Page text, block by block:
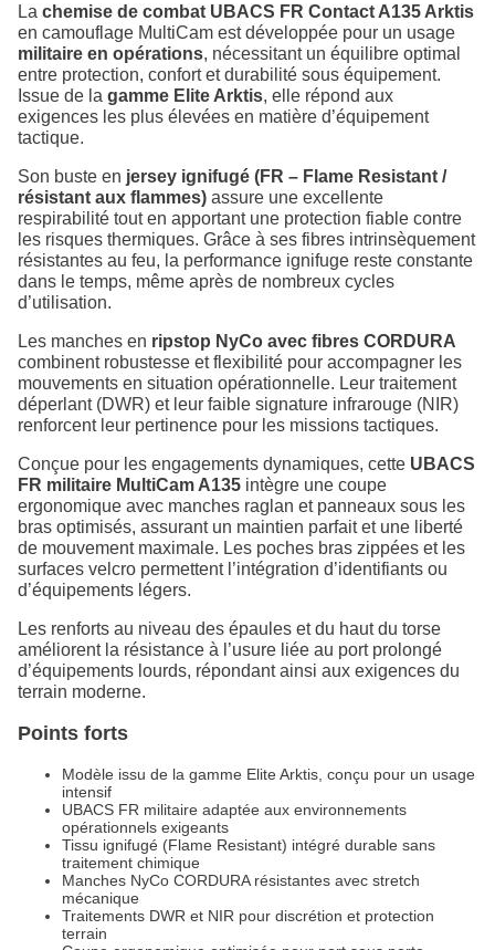
La chemise de combat UBACS FR Contact A135 Arktis
en camouflage MultiCam est développée pour un usage
militaire en opérations, nécessitant un équilibre optimal
entre protection, confort et durabilité sous équipement.
Issue de la gamme Elite Arktis, elle répond aux
exigences les plus élevées en matière d’équipement
tactique.
Son buste en jersey ignifugé (FR – Flame Resistant /
résistant aux flammes) assure une excellente
respirabilité tout en apportant une protection fiable contre
les risques thermiques. Grâce à ses fibres intrinsèquement
résistantes au feu, la performance ignifuge reste constante
dans le temps, même après de nombreux cycles
d’utilisation.
Les manches en ripstop NyCo avec fibres CORDURA
combinent robustesse et flexibilité pour accompagner les
mouvements en situation opérationnelle. Leur traitement
déperlant (DWR) et leur faible signature infrarouge (NIR)
renforcent leur pertinence pour les missions tactiques.
Conçue pour les engagements dynamiques, cette UBACS
FR militaire MultiCam A135 intègre une coupe
ergonomique avec manches raglan et panneaux sous les
bras optimisés, assurant un maintien parfait et une liberté
de mouvement maximale. Les poches bras zippées et les
surfaces velcro permettent l’intégration d’identifiants ou
d’équipements légers.
Les renforts au niveau des épaules et du haut du torse
améliorent la résistance à l’usure liée au port prolongé
d’équipements lourds, répondant ainsi aux exigences du
terrain moderne.
Points forts
Modèle issu de la gamme Elite Arktis, conçu pour un usage
intensif
UBACS FR militaire adaptée aux environnements
opérationnels exigeants
Tissu ignifugé (Flame Resistant) intégré durable sans
traitement chimique
Manches NyCo CORDURA résistantes avec stretch
mécanique
Traitements DWR et NIR pour discrétion et protection
terrain